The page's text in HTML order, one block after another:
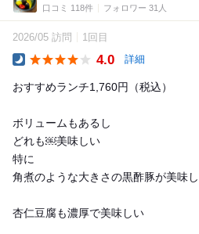
口コミ 118件 フォロワー 31人
2026/05 訪問 1回目
4.0 詳細
おすすめランチ1,760円（税込）
ボリュームもあるし
どれも￼美味しい
特に
角煮のような大きさの黒酢豚が美味
杏仁豆腐も濃厚で美味しい